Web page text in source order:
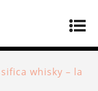
whisky – la